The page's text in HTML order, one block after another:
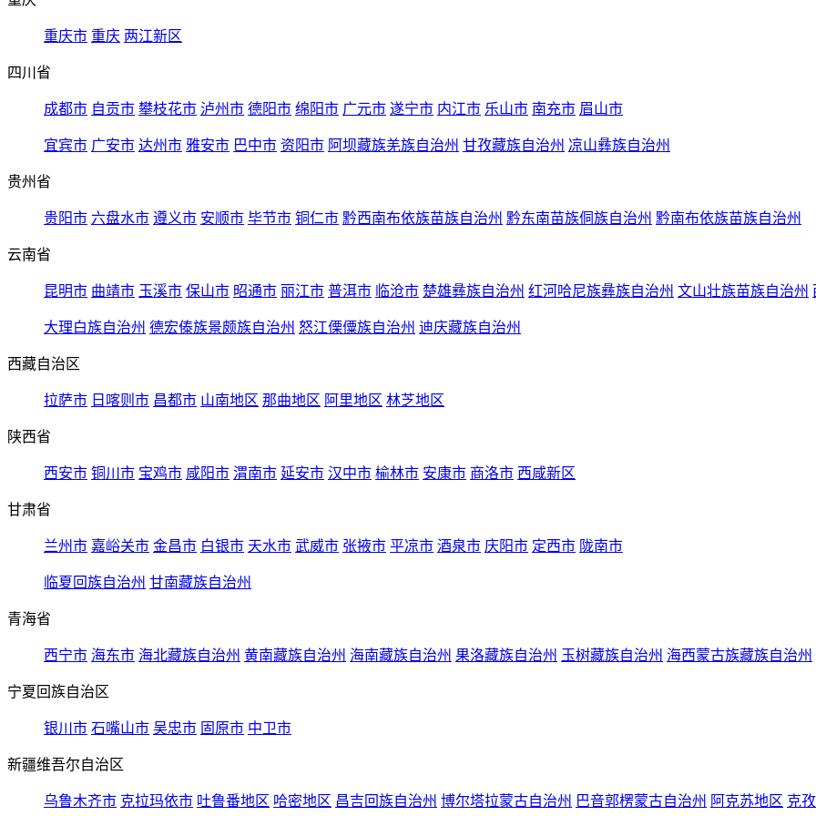
重庆市 重庆 两江新区
四川省
成都市 自贡市 攀枝花市 泸州市 德阳市 绵阳市 广元市 遂宁市 内江市 乐山市 南充市 眉山市
宜宾市 广安市 达州市 雅安市 巴中市 资阳市 阿坝藏族羌族自治州 甘孜藏族自治州 凉山彝族自治州
贵州省
贵阳市 六盘水市 遵义市 安顺市 毕节市 铜仁市 黔西南布依族苗族自治州 黔东南苗族侗族自治州 黔南布依族苗族自治州
云南省
昆明市 曲靖市 玉溪市 保山市 昭通市 丽江市 普洱市 临沧市 楚雄彝族自治州 红河哈尼族彝族自治州 文山壮族苗族自治州
大理白族自治州 德宏傣族景颇族自治州 怒江傈僳族自治州 迪庆藏族自治州
西藏自治区
拉萨市 日喀则市 昌都市 山南地区 那曲地区 阿里地区 林芝地区
陕西省
西安市 铜川市 宝鸡市 咸阳市 渭南市 延安市 汉中市 榆林市 安康市 商洛市 西咸新区
甘肃省
兰州市 嘉峪关市 金昌市 白银市 天水市 武威市 张掖市 平凉市 酒泉市 庆阳市 定西市 陇南市
临夏回族自治州 甘南藏族自治州
青海省
西宁市 海东市 海北藏族自治州 黄南藏族自治州 海南藏族自治州 果洛藏族自治州 玉树藏族自治州 海西蒙古族藏族自治州
宁夏回族自治区
银川市 石嘴山市 吴忠市 固原市 中卫市
新疆维吾尔自治区
乌鲁木齐市 克拉玛依市 吐鲁番地区 哈密地区 昌吉回族自治州 博尔塔拉蒙古自治州 巴音郭楞蒙古自治州 阿克苏地区 克